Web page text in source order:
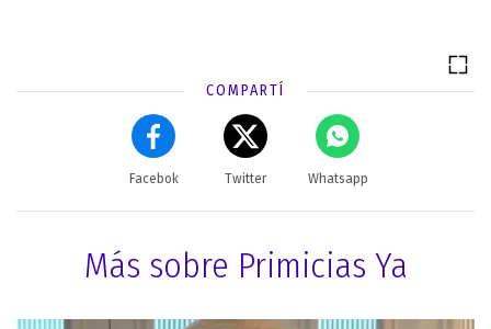
COMPARTÍ
Facebok Twitter Whatsapp
Más sobre Primicias Ya